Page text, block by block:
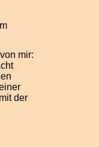
mir:
der